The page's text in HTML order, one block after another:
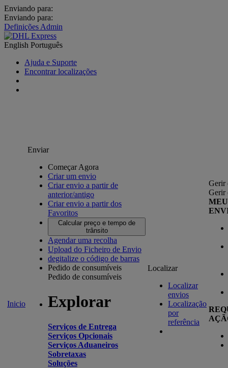
Enviando para:
Enviando para:
Definições Admin
English Português
Ajuda e Suporte
Encontrar localizações
Inicio
Enviar
Começar Agora
Criar um envio
Criar envio a partir de
anterior/antigo
Criar envio a partir dos
Favoritos
Calcular preço e tempo de
trânsito
Agendar uma recolha
Upload do Ficheiro de Envio
degitalize o código de barras
Pedido de consumíveis
Pedido de consumíveis
Explorar
Serviços de Entrega
Serviços Opcionais
Serviços Aduaneiros
Sobretaxas
Soluções
Localizar
Localizar
envios
Localização
por
referência
Gerir
Gerir